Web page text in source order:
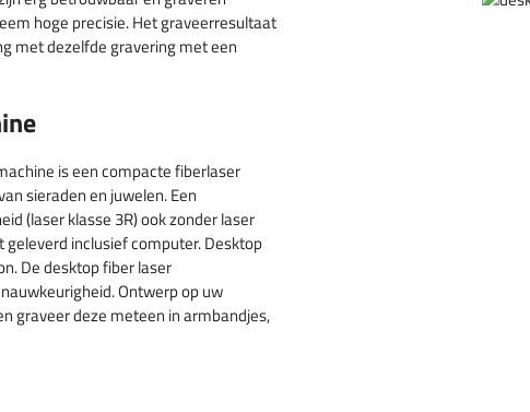
hoge precisie. Het graveerresultaat
met dezelfde gravering met een
is een compacte fiberlaser
sieraden en juwelen. Een
(laser klasse 3R) ook zonder laser
inclusief computer. Desktop
De desktop fiber laser
Ontwerp op uw
graveer deze meteen in armbandjes,